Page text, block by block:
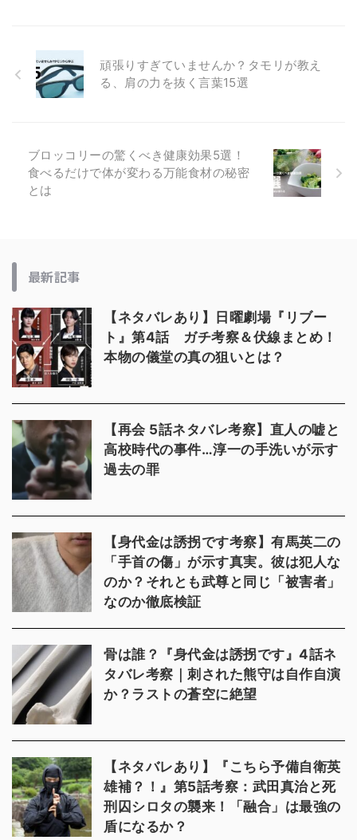
頑張りすぎていませんか？タモリが教え
る、肩の力を抜く言葉15選
ブロッコリーの驚くべき健康効果5選！
食べるだけで体が変わる万能食材の秘密
とは
最新記事
【ネタバレあり】日曜劇場『リブー
ト』第4話 ガチ考察＆伏線まとめ！
本物の儀堂の真の狙いとは？
【再会 5話ネタバレ考察】直人の嘘と
高校時代の事件…淳一の手洗いが示す
過去の罪
【身代金は誘拐です考察】有馬英二の
「手首の傷」が示す真実。彼は犯人な
のか？それとも武尊と同じ「被害者」
なのか徹底検証
骨は誰？『身代金は誘拐です』4話ネ
タバレ考察｜刺された熊守は自作自演
か？ラストの蒼空に絶望
【ネタバレあり】『こちら予備自衛英
雄補？！』第5話考察：武田真治と死
刑囚シロタの襲来！「融合」は最強の
盾になるか？